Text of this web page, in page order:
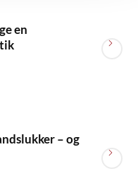
en
– og